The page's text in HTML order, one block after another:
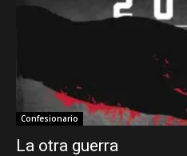
Confesionario
La otra guerra